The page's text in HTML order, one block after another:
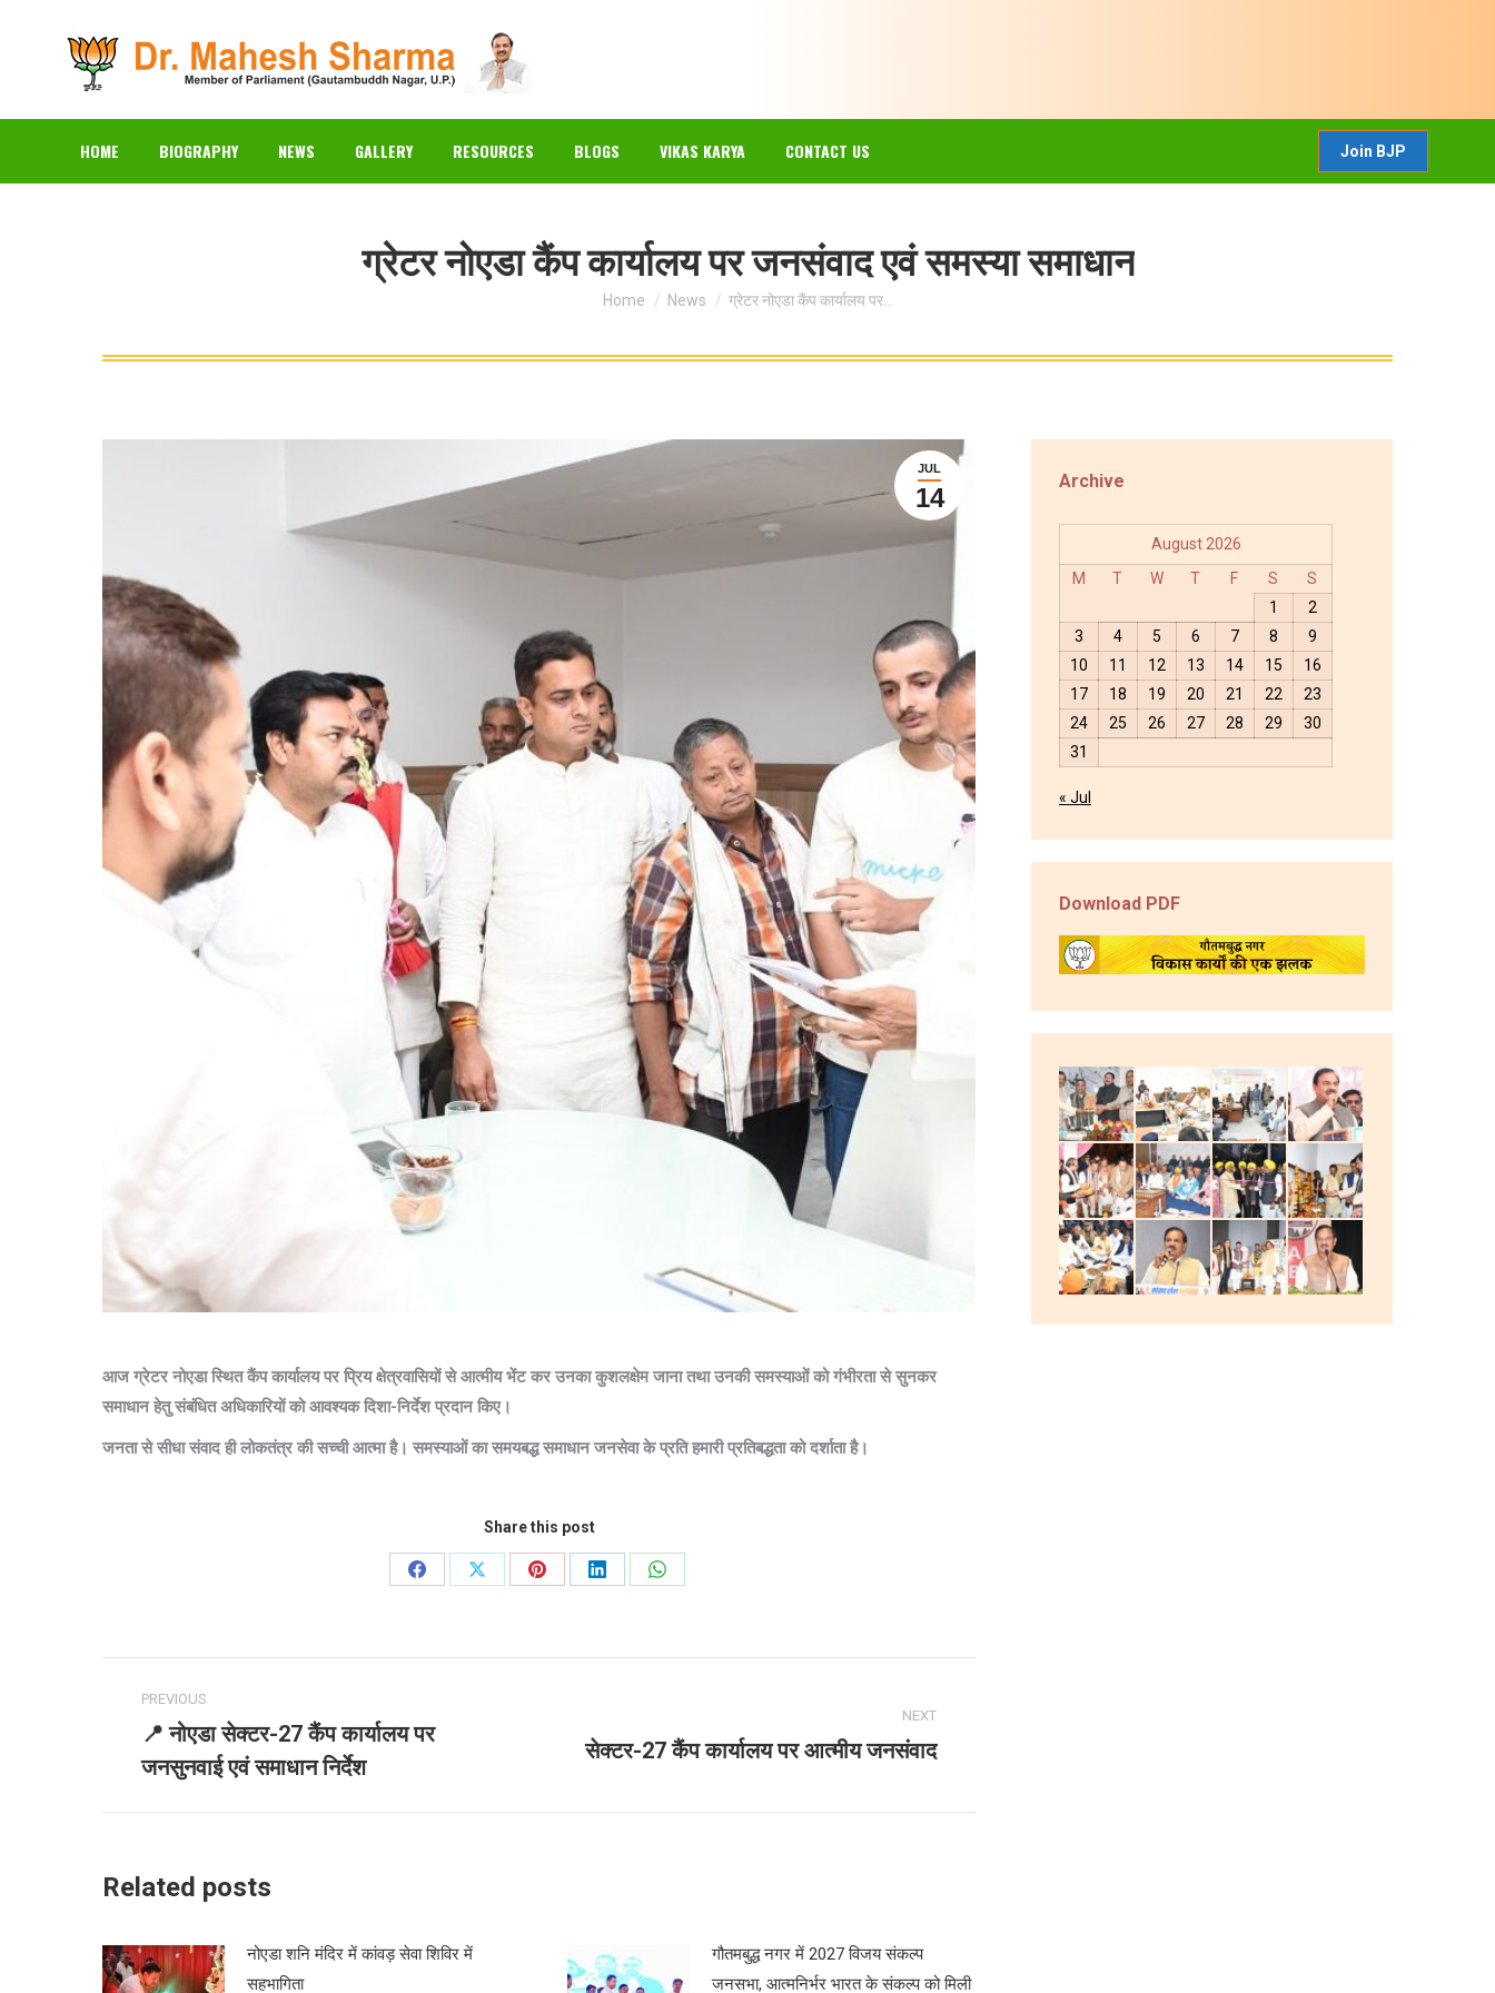
HOME BIOGRAPHY NEWS GALLERY RESOURCES BLOGS VIKAS KARYA CONTACT US Join BJP
ग्रेटर नोएडा कैंप कार्यालय पर जनसंवाद एवं समस्या समाधान
You are here:
Home News ग्रेटर नोएडा कैंप कार्यालय पर…
JUL
14
आज ग्रेटर नोएडा स्थित कैंप कार्यालय पर प्रिय क्षेत्रवासियों से आत्मीय भेंट कर उनका कुशलक्षेम जाना तथा उनकी समस्याओं को गंभीरता से सुनकर
समाधान हेतु संबंधित अधिकारियों को आवश्यक दिशा-निर्देश प्रदान किए।
जनता से सीधा संवाद ही लोकतंत्र की सच्ची आत्मा है। समस्याओं का समयबद्ध समाधान जनसेवा के प्रति हमारी प्रतिबद्धता को दर्शाता है।
Share this post
Share
Share
Share
Share
Share
navigation
PREVIOUS
Previous
post:
📍 नोएडा सेक्टर-27 कैंप कार्यालय पर
जनसुनवाई एवं समाधान निर्देश
NEXT
Next
सेक्टर-27 कैंप कार्यालय पर आत्मीय जनसंवाद
Related posts
नोएडा शनि मंदिर में कांवड़ सेवा शिविर में
सहभागिता
गौतमबुद्ध नगर में 2027 विजय संकल्प
जनसभा, आत्मनिर्भर भारत के संकल्प को मिली
Archive
August 2026
M
T W T F S
S
1
2
3
4 5 6 7 8
9
10
11 12 13 14 15
16
17
18 19 20 21 22
23
24
25 26 27 28 29
30
31
« Jul
Download PDF
NEWS